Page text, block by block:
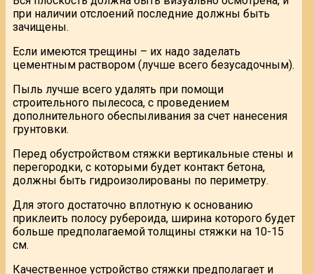
при наличии отслоений последние должны быть
зачищены.
Если имеются трещины – их надо заделать
цементным раствором (лучше всего безусадочным).
Пыль лучше всего удалять при помощи
строительного пылесоса, с проведением
дополнительного обеспыливания за счет нанесения
грунтовки.
Перед обустройством стяжки вертикальные стены и
перегородки, с которыми будет контакт бетона,
должны быть гидроизолированы по периметру.
Для этого достаточно вплотную к основанию
приклеить полосу рубероида, ширина которого будет
больше предполагаемой толщины стяжки на 10-15
см.
Качественное устройство стяжки предполагает и